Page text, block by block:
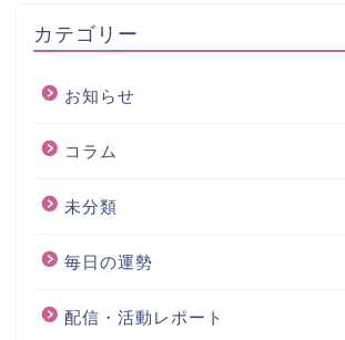
カテゴリー
お知らせ
コラム
未分類
毎日の運勢
配信・活動レポート